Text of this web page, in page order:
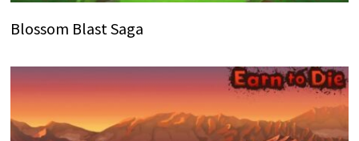
Blossom Blast Saga